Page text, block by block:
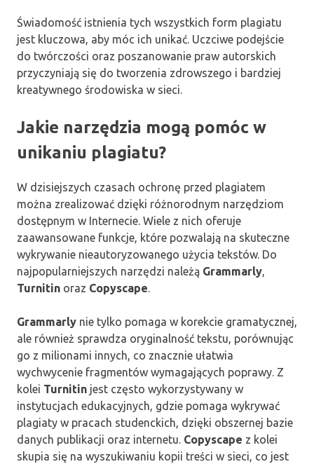
Świadomość istnienia tych wszystkich form plagiatu
jest kluczowa, aby móc ich unikać. Uczciwe podejście
do twórczości oraz poszanowanie praw autorskich
przyczyniają się do tworzenia zdrowszego i bardziej
kreatywnego środowiska w sieci.
Jakie narzędzia mogą pomóc w
unikaniu plagiatu?
W dzisiejszych czasach ochronę przed plagiatem
można zrealizować dzięki różnorodnym narzędziom
dostępnym w Internecie. Wiele z nich oferuje
zaawansowane funkcje, które pozwalają na skuteczne
wykrywanie nieautoryzowanego użycia tekstów. Do
najpopularniejszych narzędzi należą Grammarly,
Turnitin oraz Copyscape.
Grammarly nie tylko pomaga w korekcie gramatycznej,
ale również sprawdza oryginalność tekstu, porównując
go z milionami innych, co znacznie ułatwia
wychwycenie fragmentów wymagających poprawy. Z
kolei Turnitin jest często wykorzystywany w
instytucjach edukacyjnych, gdzie pomaga wykrywać
plagiaty w pracach studenckich, dzięki obszernej bazie
danych publikacji oraz internetu. Copyscape z kolei
skupia się na wyszukiwaniu kopii treści w sieci, co jest